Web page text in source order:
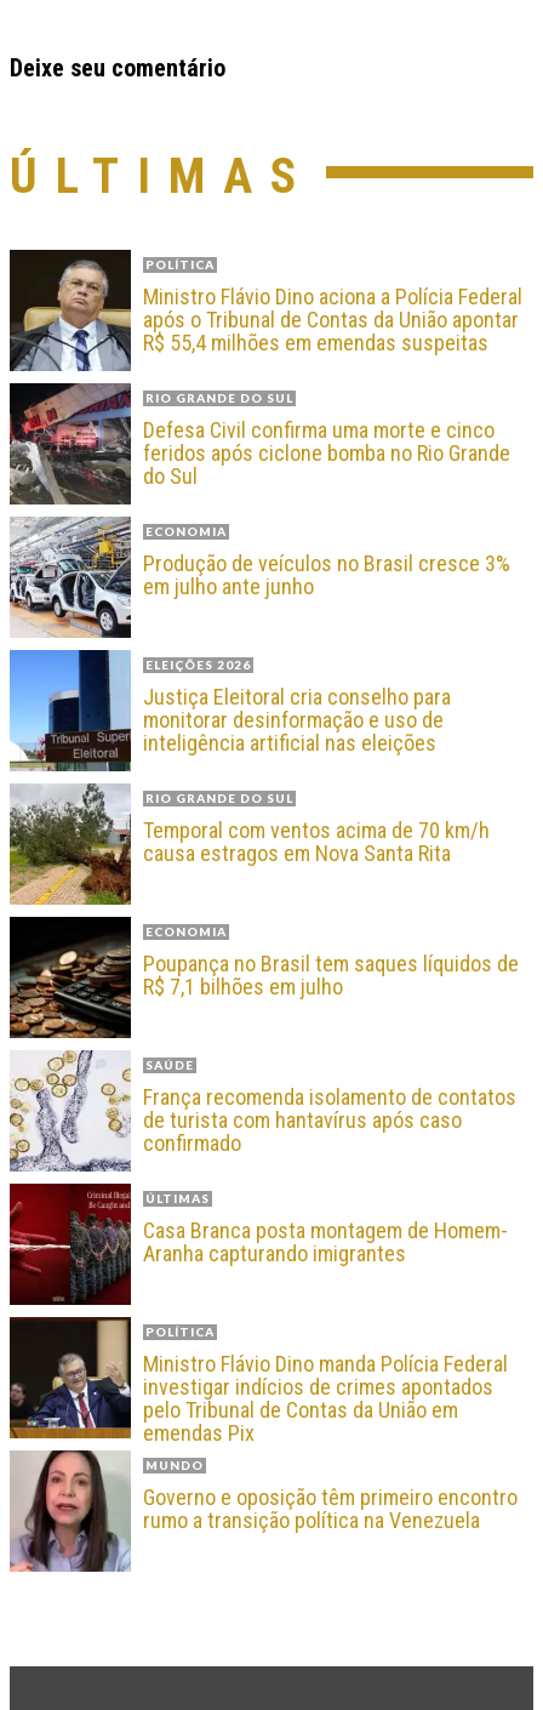
Deixe seu comentário
ÚLTIMAS
POLÍTICA
Ministro Flávio Dino aciona a Polícia Federal
após o Tribunal de Contas da União apontar
R$ 55,4 milhões em emendas suspeitas
RIO GRANDE DO SUL
Defesa Civil confirma uma morte e cinco
feridos após ciclone bomba no Rio Grande
do Sul
ECONOMIA
Produção de veículos no Brasil cresce 3%
em julho ante junho
ELEIÇÕES 2026
Justiça Eleitoral cria conselho para
monitorar desinformação e uso de
inteligência artificial nas eleições
RIO GRANDE DO SUL
Temporal com ventos acima de 70 km/h
causa estragos em Nova Santa Rita
ECONOMIA
Poupança no Brasil tem saques líquidos de
R$ 7,1 bilhões em julho
SAÚDE
França recomenda isolamento de contatos
de turista com hantavírus após caso
confirmado
ÚLTIMAS
Casa Branca posta montagem de Homem-
Aranha capturando imigrantes
POLÍTICA
Ministro Flávio Dino manda Polícia Federal
investigar indícios de crimes apontados
pelo Tribunal de Contas da União em
emendas Pix
MUNDO
Governo e oposição têm primeiro encontro
rumo a transição política na Venezuela